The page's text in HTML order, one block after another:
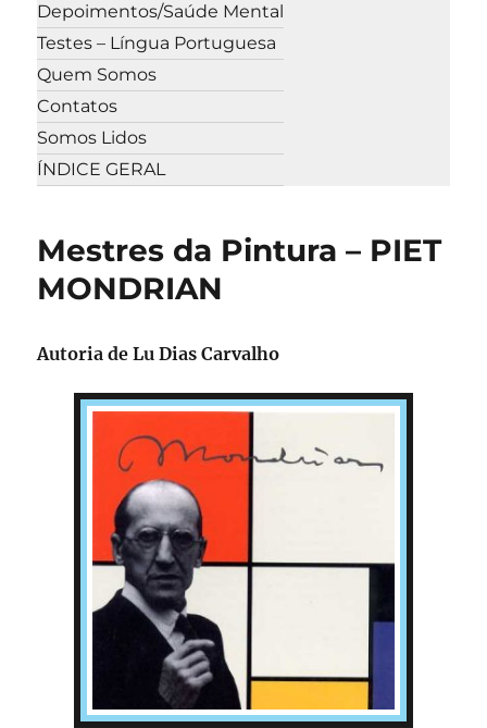
Depoimentos/Saúde Mental
Testes – Língua Portuguesa
Quem Somos
Contatos
Somos Lidos
ÍNDICE GERAL
Mestres da Pintura – PIET
MONDRIAN
Autoria de Lu Dias Carvalho